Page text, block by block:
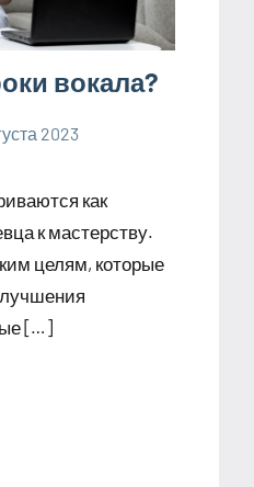
вокала?
2023
как
к мастерству.
целям, которые
[…]